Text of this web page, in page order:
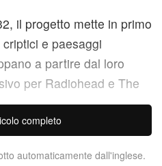
il progetto mette in primo
e paesaggi
a partire dal loro
per Radiohead e The
della Biennale di Venezia
without no keycard)”, il
completo
automaticamente dall'inglese.